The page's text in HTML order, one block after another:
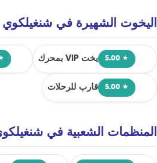
اليخوت الشهيرة في شنغيلكوي
★ 5.00 يخت VIP بمحرك
★ 5.00 قارب للرحلات
المنظمات الشعبية في